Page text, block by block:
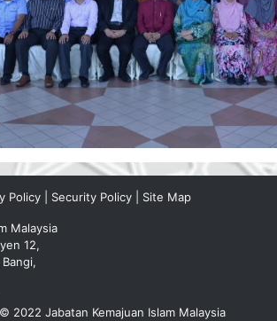
Policy Security Policy Site Map
Malaysia
12,
2022 Jabatan Kemajuan Islam Malaysia